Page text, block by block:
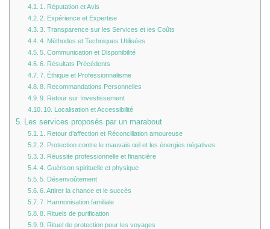
1. Réputation et Avis
2. Expérience et Expertise
3. Transparence sur les Services et les Coûts
4. Méthodes et Techniques Utilisées
5. Communication et Disponibilité
6. Résultats Précédents
7. Éthique et Professionnalisme
8. Recommandations Personnelles
9. Retour sur Investissement
10. Localisation et Accessibilité
Les services proposés par un marabout
1. Retour d’affection et Réconciliation amoureuse
2. Protection contre le mauvais œil et les énergies négatives
3. Réussite professionnelle et financière
4. Guérison spirituelle et physique
5. Désenvoûtement
6. Attirer la chance et le succès
7. Harmonisation familiale
8. Rituels de purification
9. Rituel de protection pour les voyages